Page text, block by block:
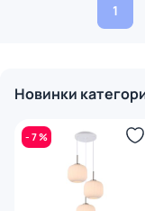
1
Новинки
- 7 %